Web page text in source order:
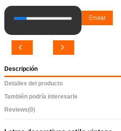
Enviar
Descripción
Detalles del producto
También podría interesarle
Reviews(0)